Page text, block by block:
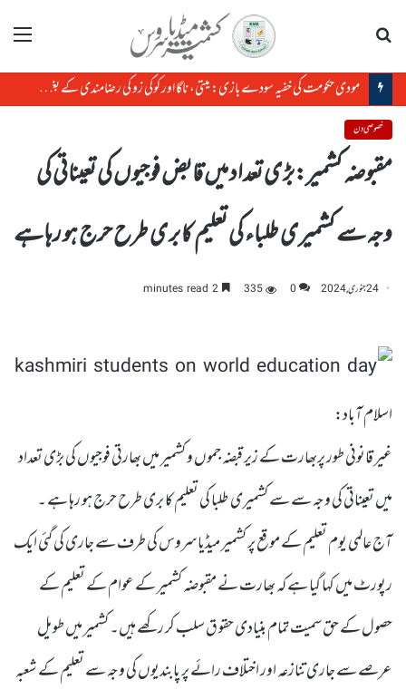
مینو
مودی حکومت کی خفیہ سودے بازی: میتی، ناگا اور کوکی زو کی رضامندی کے بغیر منی پور کی زمین کا سودا
خصوصی دن
مقبوضہ کشمیر:بڑی تعداد میں قابض فوجیوں کی تعیناتی کی
وجہ سے کشمیری طلباء کی تعلیم کا بری طرح حرج ہو رہا ہے
24 جنوری, 2024 0
335
اسلام آباد:
غیر قانونی طور پربھارت کے زیر قبضہ جموں و کشمیر میں بھارتی فوجیوں کی بڑی تعداد
میں تعیناتی کی وجہ سے سے کشمیری طلبا کی تعلیم کا بری طرح حرج ہو رہا ہے ۔
آج عالمی یوم تعلیم کے موقع پر کشمیر میڈیا سروس کی طرف سے جاری کی گئی ایک
رپورٹ میں کہا گیا ہے کہ بھارت نے مقبوضہ کشمیر کے عوام کے تعلیم کے
حصول کے حق سمیت تمام بنیادی حقو ق سلب کر رکھے ہیں۔ کشمیر میں طویل
عرصے سے جاری تنازعہ اور اختلاف رائے پر پابندیوں کی وجہ سے تعلیم کے شعبہ